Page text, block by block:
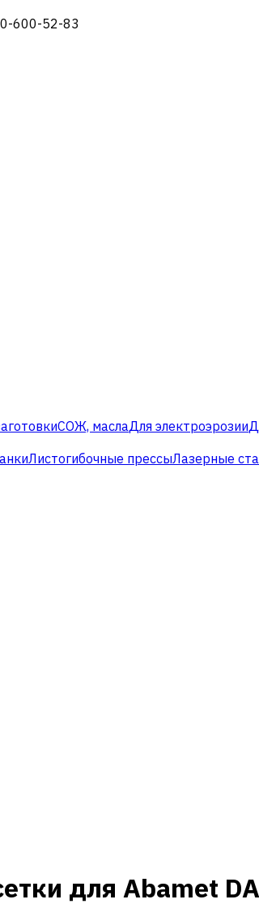
600-52-83
СОЖ, маслаДля электроэрозии
Листогибочные прессыЛазерные
для Abamet